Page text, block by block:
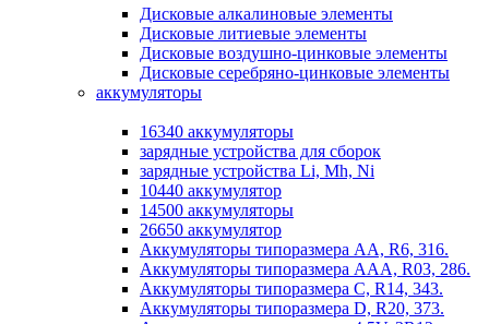
Дисковые алкалиновые элементы
Дисковые литиевые элементы
Дисковые воздушно-цинковые элементы
Дисковые серебряно-цинковые элементы
аккумуляторы
16340 аккумуляторы
зарядные устройства для сборок
зарядные устройства Li, Mh, Ni
10440 аккумулятор
14500 аккумуляторы
26650 аккумулятор
Аккумуляторы типоразмера АА, R6, 316.
Аккумуляторы типоразмера ААА, R03, 286.
Аккумуляторы типоразмера С, R14, 343.
Аккумуляторы типоразмера D, R20, 373.